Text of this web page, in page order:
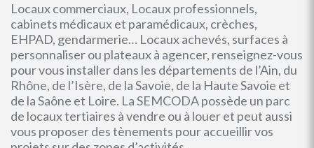
Locaux commerciaux, Locaux professionnels,
cabinets médicaux et paramédicaux, crèches,
EHPAD, gendarmerie… Locaux achevés, surfaces à
personnaliser ou plateaux à agencer, renseignez-vous
pour vous installer dans les départements de l’Ain, du
Rhône, de l’Isère, de la Savoie, de la Haute Savoie et
de la Saône et Loire. La SEMCODA possède un parc
de locaux tertiaires à vendre ou à louer et peut aussi
vous proposer des tènements pour accueillir vos